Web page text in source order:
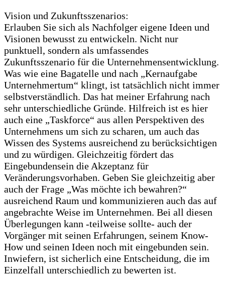
Vision und Zukunftsszenarios:
Erlauben Sie sich als Nachfolger eigene Ideen und
Visionen bewusst zu entwickeln. Nicht nur
punktuell, sondern als umfassendes
Zukunftsszenario für die Unternehmensentwicklung.
Was wie eine Bagatelle und nach „Kernaufgabe
Unternehmertum“ klingt, ist tatsächlich nicht immer
selbstverständlich. Das hat meiner Erfahrung nach
sehr unterschiedliche Gründe. Hilfreich ist es hier
auch eine „Taskforce“ aus allen Perspektiven des
Unternehmens um sich zu scharen, um auch das
Wissen des Systems ausreichend zu berücksichtigen
und zu würdigen. Gleichzeitig fördert das
Eingebundensein die Akzeptanz für
Veränderungsvorhaben. Geben Sie gleichzeitig aber
auch der Frage „Was möchte ich bewahren?“
ausreichend Raum und kommunizieren auch das auf
angebrachte Weise im Unternehmen. Bei all diesen
Überlegungen kann -teilweise sollte- auch der
Vorgänger mit seinen Erfahrungen, seinem Know-
How und seinen Ideen noch mit eingebunden sein.
Inwiefern, ist sicherlich eine Entscheidung, die im
Einzelfall unterschiedlich zu bewerten ist.